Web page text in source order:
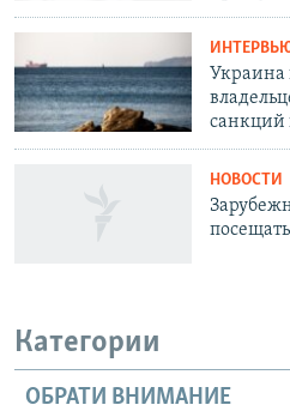
Украина
санкций
НОВОСТИ
Категории
ОБРАТИ ВНИМАНИЕ